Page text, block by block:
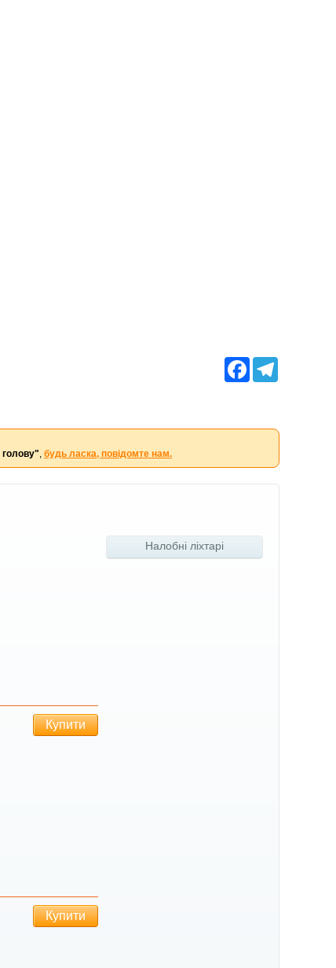
Facebook
голову", будь ласка, повідомте нам.
Купити
Купити
Налобні ліхтарі